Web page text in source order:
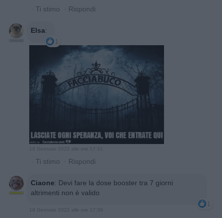
· Ti stimo · Rispondi
Elsa:
1
19 Gennaio 2022 alle ore 17:31
· Ti stimo · Rispondi
Ciaone: Devi fare la dose booster tra 7 giorni
altrimenti non è valido
1
19 Gennaio 2022 alle ore 17:39